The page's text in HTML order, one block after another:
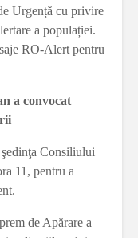
Urgență cu privire
a populației.
RO-Alert pentru
a convocat
Consiliului
11, pentru a
de Apărare a